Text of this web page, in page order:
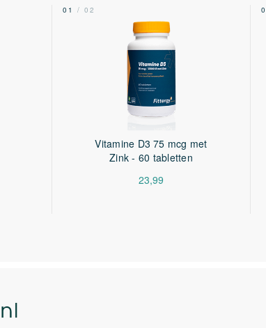
01 / 02
Vitamine D3 75 mcg met
Zink - 60 tabletten
23,99